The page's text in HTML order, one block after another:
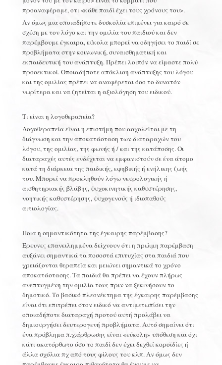
προαναφέραμε, οτι <κάθε παιδί έχει τους χρόνους του>.
Αν όμως μια οποιαδήποτε δυσκολία επιμένει για καιρό σε
σχέση με τον λόγο και την ομιλία του παιδιού και δεν
παρέμβουμε έγκαιρα, εύκολα μπορεί να οδηγήσει το παιδί σε
προβλήματα στην κοινωνική, συναισθηματική και
εκπαιδευτική του ανάπτυξη. Πρέπει λοιπόν να είμαστε πολύ
προσεκτικοί. Οποιαδήποτε απόκλιση ανάπτυξης του λόγου
και της ομιλίας πρέπει να αναφέρεται όσο το δυνατόν
νωρίτερα και να ζητείται η αξιολόγηση του ειδικού.
Τι είναι η λογοθεραπεία?
Λογοθεραπεία είναι η επιστήμη που ασχολείται με τη
διάγνωση και την αποκατάσταση των διαταραχών του
λόγου, της ομιλίας, της φωνής ή / και της κατάποσης. Οι
διαταραχές αυτές ενδέχεται να εμφανιστούν σε ένα άτομο
κατά τη διάρκεια της παιδικής, εφηβικής ή ενήλικης ζωής
του. Μπορεί να προκληθούν λόγω νευρολογικής ή
αισθητηριακής βλάβης, ψυχοκινητικής καθυστέρησης,
νοητικής καθυστέρησης, ψυχογενούς ή ιδιοπαθούς
αιτιολογίας.
Ποια η σημαντικότητα της έγκαιρης παρέμβασης?
Έρευνες επανειλημμένα δείχνουν ότι η πρώιμη παρέμβαση
αυξάνει σημαντικά τα ποσοστά επιτυχίας στα παιδιά που
χρειάζονται θεραπεία και μειώνει σημαντικά το χρόνο
αποκατάστασης. Τα παιδιά θα πρέπει να έχουν πλήρως
ανεπτυγμένη την ομιλία τους πριν να ξεκινήσουν το
δημοτικό. Το βασικό πλεονέκτημα της έγκαιρης παρέμβασης
είναι ότι επιτρέπει στον ειδικό να αντιμετωπίσει την
οποιαδήποτε διαταραχή προτού αυτή προλάβει να
δημιουργήσει δευτερογενή προβλήματα. Αυτό σημαίνει ότι
ένα πρόβλημα π.χ.άρθρωσης είναι «εύκολη» υπόθεση και όχι
κάτι ακατόρθωτο όσο το παιδί δεν έχει δεχθεί κοροϊδίες ή
άλλα σχόλια πχ από τους φίλους του κλπ. Αν όμως δεν